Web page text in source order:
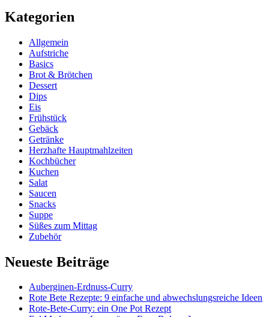
Kategorien
Allgemein
Aufstriche
Basics
Brot & Brötchen
Dessert
Dips
Eis
Frühstück
Gebäck
Getränke
Herzhafte Hauptmahlzeiten
Kochbücher
Kuchen
Salat
Saucen
Snacks
Suppe
Süßes zum Mittag
Zubehör
Neueste Beiträge
Auberginen-Erdnuss-Curry
Rote Bete Rezepte: 9 einfache und abwechslungsreiche Ideen
Rote-Bete-Curry: ein One Pot Rezept